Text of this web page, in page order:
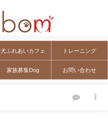
犬ふれあいカフェ トレーニング
家族募集Dog お問い合わせ